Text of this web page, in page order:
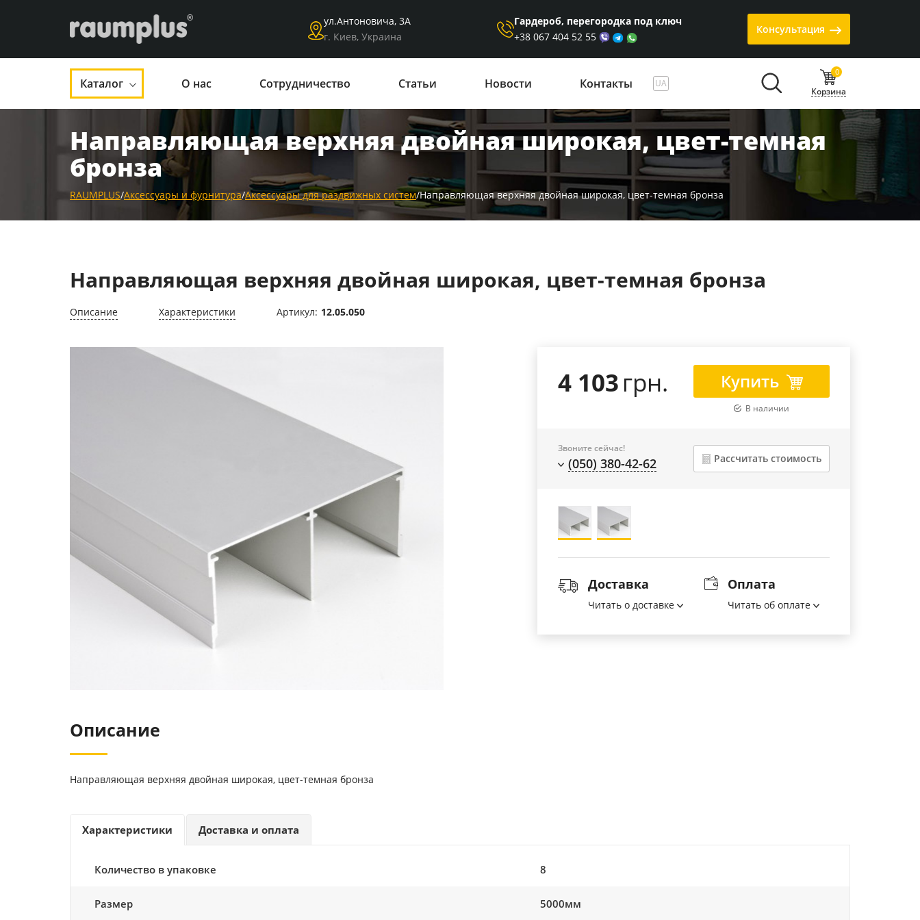
Консультация
ул.Антоновича, 3А
г. Киев, Украина
Гардероб, перегородка под ключ
+38 067 404 52 55
Каталог О нас Сотрудничество Статьи Новости Контакты UA
0
Корзина
Направляющая верхняя двойная широкая, цвет-темная
бронза
RAUMPLUS/Аксессуары и фурнитура/Аксессуары для раздвижных систем/Направляющая верхняя двойная широкая, цвет-темная бронза
Направляющая верхняя двойная широкая, цвет-темная бронза
Описание Характеристики Артикул: 12.05.050
4 103грн. Купить
В наличии
Звоните сейчас!
(050) 380-42-62 Рассчитать стоимость
Доставка
Читать о доставке
Оплата
Читать об оплате
Описание
Направляющая верхняя двойная широкая, цвет-темная бронза
Характеристики Доставка и оплата
Количество в упаковке 8
Размер 5000мм